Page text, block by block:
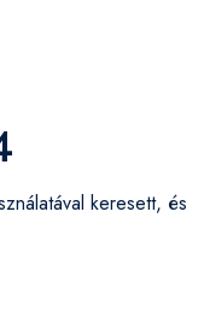
keresett, és